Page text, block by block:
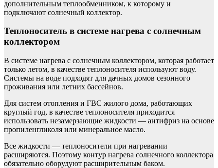
дополнительным теплообменником, к которому и
подключают солнечный коллектор.
Теплоноситель в системе нагрева с солнечным
коллектором
В системе нагрева с солнечным коллектором, которая работает
только летом, в качестве теплоносителя используют воду.
Системы на воде подходят для дачных домов сезонного
проживания или летних бассейнов.
Для систем отопления и ГВС жилого дома, работающих
круглый год, в качестве теплоносителя приходится
использовать незамерзающие жидкости — антифриз на основе
пропиленгликоля или минеральное масло.
Все жидкости — теплоносители при нагревании
расширяются. Поэтому контур нагрева солнечного коллектора
обязательно оборудуют расширительным баком.